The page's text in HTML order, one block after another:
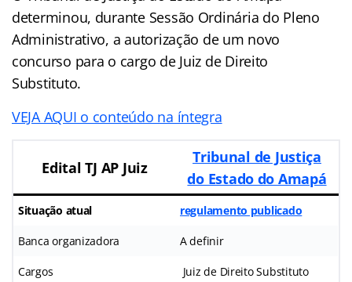
determinou, durante Sessão Ordinária do Pleno
Administrativo, a autorização de um novo
concurso para o cargo de Juiz de Direito
Substituto.
VEJA AQUI o conteúdo na íntegra
Edital TJ AP Juiz
Tribunal de Justiça
do Estado do Amapá
Situação atual regulamento publicado
Banca organizadora A definir
Cargos Juiz de Direito Substituto